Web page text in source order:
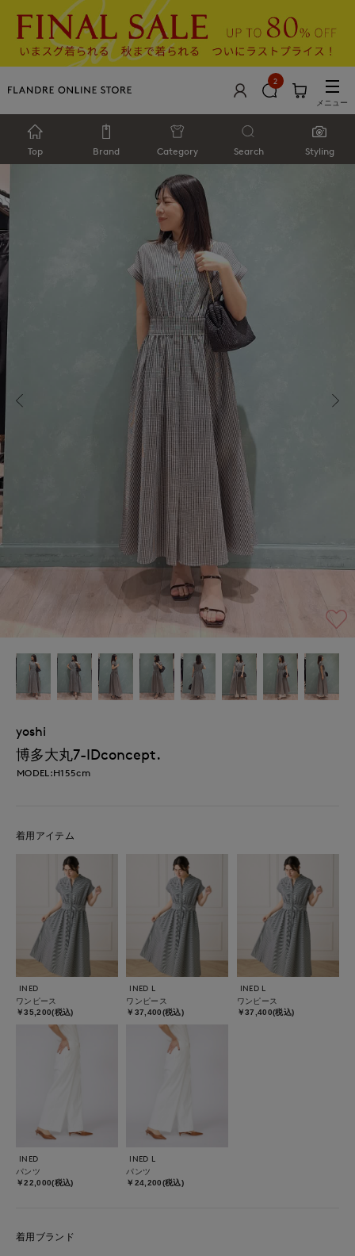
2
メニュー
Top Brand Category Search Styling
yoshi
博多大丸7-IDconcept.
MODEL:H155cm
着用アイテム
INED
ワンピース
￥35,200(税込)
INED L
ワンピース
￥37,400(税込)
INED L
ワンピース
￥37,400(税込)
INED
パンツ
￥22,000(税込)
INED L
パンツ
￥24,200(税込)
着用ブランド